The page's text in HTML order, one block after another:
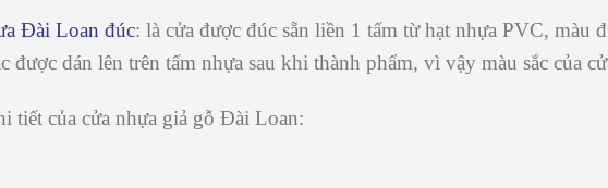
Đài Loan đúc: là cửa được đúc sẵn liền 1 tấm từ hạt nhựa PVC, màu
được dán lên trên tấm nhựa sau khi thành phẩm, vì vậy màu sắc của
tiết của cửa nhựa giả gỗ Đài Loan: